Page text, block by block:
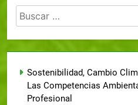
Sostenibilidad, Cambio
Las Competencias
Profesional